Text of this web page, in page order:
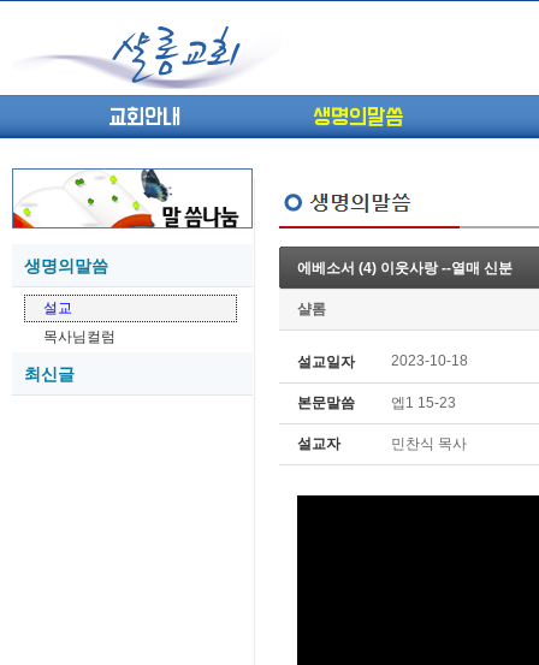
교회안내 생명의말씀
생명의말씀
설교
목사님컬럼
최신글
05-26 (고린도전서12) 고전7:23-40 ...
05-20 (고린도전서10) 고전6:1~11 ...
05-20 (고린도전서9) 고전5:1-13 ...
05-18 (고린도전서7) 고전4:1-8 판...
에베소서 (4) 이웃사랑 --열매 신분
샬롬
설교일자 2023-10-18
본문말씀 엡1 15-23
설교자 민찬식 목사